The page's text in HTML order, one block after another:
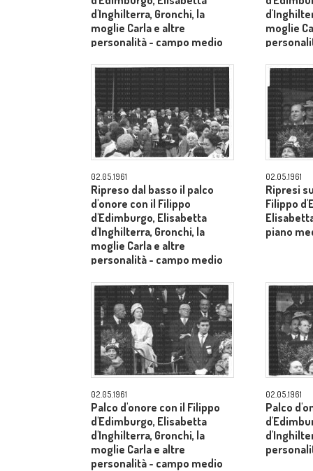
d'Inghilterra, Gronchi, la
moglie Carla e altre
personalità - campo medio
moglie
02.05.1961
Ripreso dal basso il palco
d'onore con il Filippo
d'Edimburgo, Elisabetta
d'Inghilterra, Gronchi, la
moglie Carla e altre
personalità - campo medio
02.05.1961
Ripresi
Filippo
piano
02.05.1961
Palco d'onore con il Filippo
d'Edimburgo, Elisabetta
d'Inghilterra, Gronchi, la
moglie Carla e altre
personalità - campo medio
02.05.1961
Palco